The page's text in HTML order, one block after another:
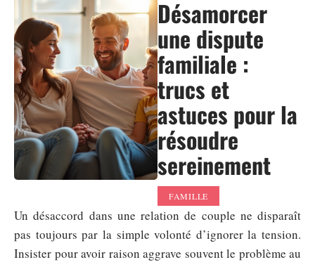
Désamorcer
une dispute
familiale :
trucs et
astuces pour la
résoudre
sereinement
FAMILLE
Un désaccord dans une relation de couple ne disparaît
pas toujours par la simple volonté d’ignorer la tension.
Insister pour avoir raison aggrave souvent le problème au